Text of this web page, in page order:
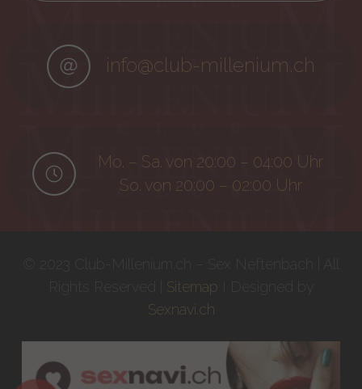
info@club-millenium.ch
Mo. – Sa. von 20:00 – 04:00 Uhr
So. von 20:00 – 02:00 Uhr
Sitemap
Sexnavi.ch